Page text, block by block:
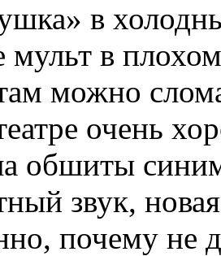
в
в плохом
можно
очень
обшиты
звук,
почему не